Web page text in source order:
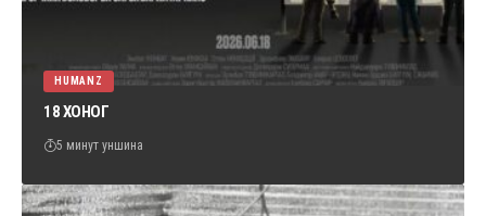
HUMANZ
18 ХОНОГ
5 минут уншина